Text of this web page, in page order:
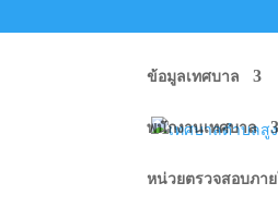
ข้อมูลเทศบาล
พนักงานเทศบาล
หน่วยตรวจสอบภา